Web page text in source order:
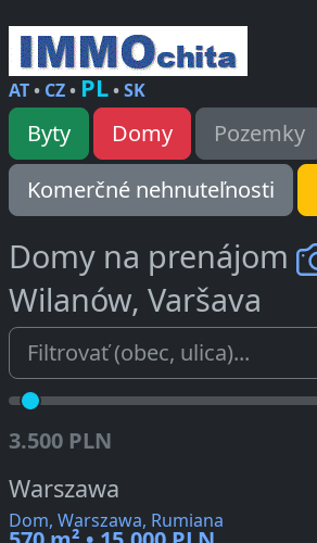
AT• CZ• PL•SK
Byty Domy
Pozemky
Komerčné nehnuteľnosti
Domy na prenájom
Wilanów, Varšava
3.500 PLN
Warszawa
Dom, Warszawa, Rumiana